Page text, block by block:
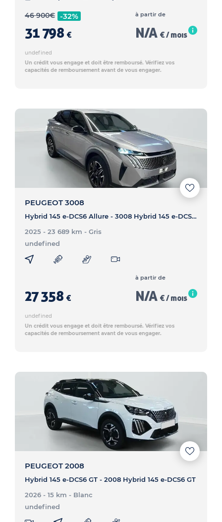
46 900€ -32%
31 798 €
à partir de
N/A € / mois
undefined
Un crédit vous engage et doit être remboursé. Vérifiez vos
capacités de remboursement avant de vous engager.
PEUGEOT 3008
Hybrid 145 e-DCS6 Allure - 3008 Hybrid 145 e-DCS6 Allure
2025 - 23 689 km - Gris
undefined
27 358 €
à partir de
N/A € / mois
undefined
Un crédit vous engage et doit être remboursé. Vérifiez vos
capacités de remboursement avant de vous engager.
PEUGEOT 2008
Hybrid 145 e-DCS6 GT - 2008 Hybrid 145 e-DCS6 GT
2026 - 15 km - Blanc
undefined